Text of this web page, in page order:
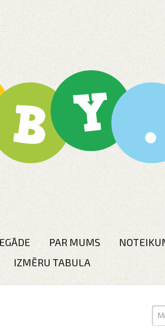
PAR MUMS
IZMĒRU TABULA